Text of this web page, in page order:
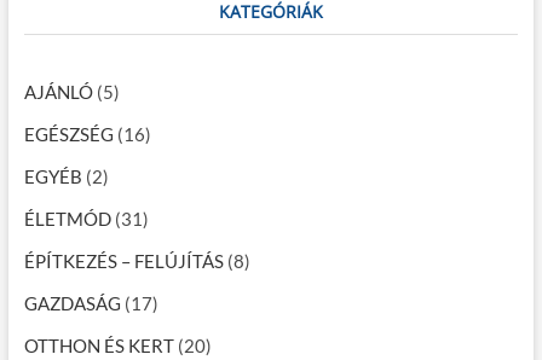
g
á
c
i
ó
KATEGÓRIÁK
AJÁNLÓ(5)
EGÉSZSÉG (16)
EGYÉB (2)
ÉLETMÓD(31)
ÉPÍTKEZÉS – FELÚJÍTÁS(8)
GAZDASÁG (17)
OTTHON ÉS KERT(20)